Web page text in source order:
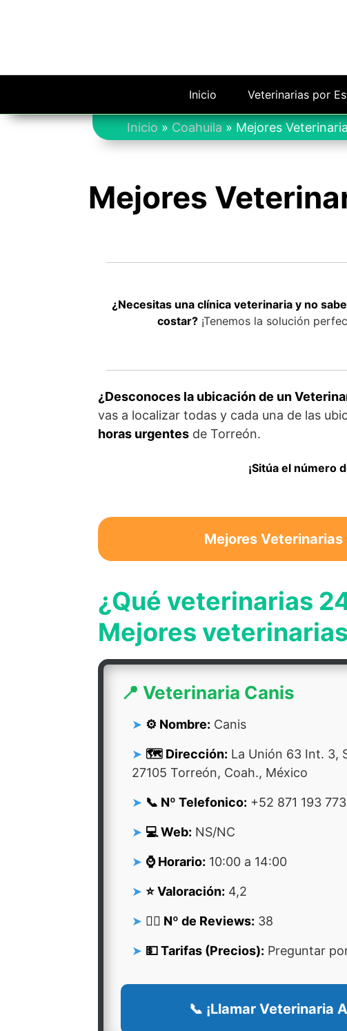
Inicio Veterinarias por
Inicio » Coahuila » Mejores
Mejores
¿Necesitas una clínica veterinaria y no
costar? ¡Tenemos la solución
¿Desconoces la ubicación de un
vas a localizar todas y cada una de las
horas urgentes de Torreón.
¡Sitúa el número
Mejores Veterinarias
¿Qué veterinarias
Mejores
📍 Veterinaria Canis
⚙️ Nombre: Canis
🗺️ Dirección: La Unión 63 Int. 3,
27105 Torreón, Coah., México
📞 Nº Telefonico: +52 871 193
💻 Web: NS/NC
⌚ Horario: 10:00 a 14:00
⭐ Valoración: 4,2
👍🏻 Nº de Reviews: 38
💵 Tarifas (Precios): Preguntar
📞 ¡Llamar Veterinaria